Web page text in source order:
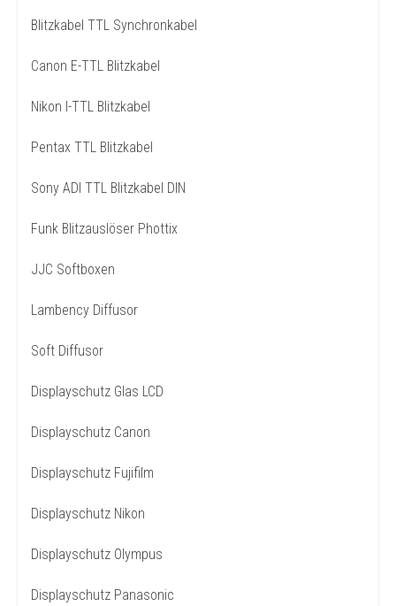
Blitzkabel TTL Synchronkabel
Canon E-TTL Blitzkabel
Nikon I-TTL Blitzkabel
Pentax TTL Blitzkabel
Sony ADI TTL Blitzkabel DIN
Funk Blitzauslöser Phottix
JJC Softboxen
Lambency Diffusor
Soft Diffusor
Displayschutz Glas LCD
Displayschutz Canon
Displayschutz Fujifilm
Displayschutz Nikon
Displayschutz Olympus
Displayschutz Panasonic